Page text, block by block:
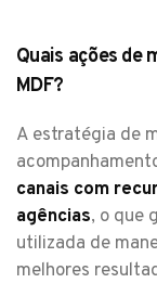
Quais ações de
MDF?
A estratégia de
canais com
agências, o que
utilizada de
melhores